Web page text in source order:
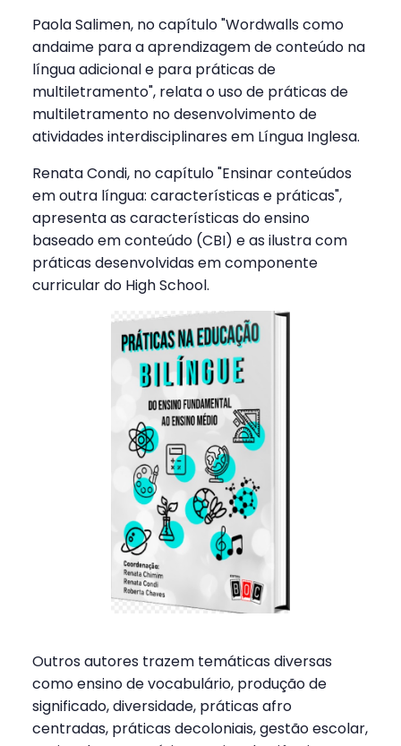
Paola Salimen, no capítulo "Wordwalls como
andaime para a aprendizagem de conteúdo na
língua adicional e para práticas de
multiletramento", relata o uso de práticas de
multiletramento no desenvolvimento de
atividades interdisciplinares em Língua Inglesa.
Renata Condi, no capítulo "Ensinar conteúdos
em outra língua: características e práticas",
apresenta as características do ensino
baseado em conteúdo (CBI) e as ilustra com
práticas desenvolvidas em componente
curricular do High School.
Outros autores trazem temáticas diversas
como ensino de vocabulário, produção de
significado, diversidade, práticas afro
centradas, práticas decoloniais, gestão escolar,